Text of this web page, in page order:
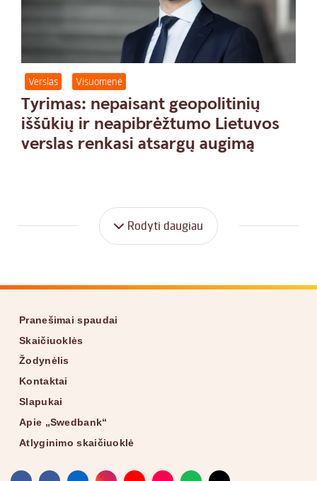
Verslas Visuomenė
Tyrimas: nepaisant geopolitinių
iššūkių ir neapibrėžtumo Lietuvos
verslas renkasi atsargų augimą
Rodyti daugiau
Footer
Pranešimai spaudai
Skaičiuoklės
Žodynėlis
Kontaktai
Slapukai
Apie „Swedbank“
Atlyginimo skaičiuoklė